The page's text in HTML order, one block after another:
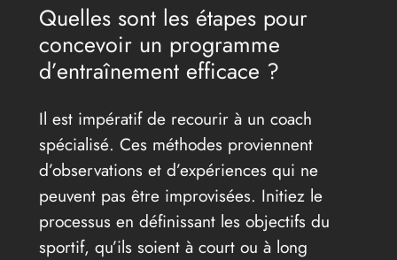
Quelles sont les étapes pour
concevoir un programme
d’entraînement efficace ?
Il est impératif de recourir à un coach
spécialisé. Ces méthodes proviennent
d’observations et d’expériences qui ne
peuvent pas être improvisées. Initiez le
processus en définissant les objectifs du
sportif, qu’ils soient à court ou à long